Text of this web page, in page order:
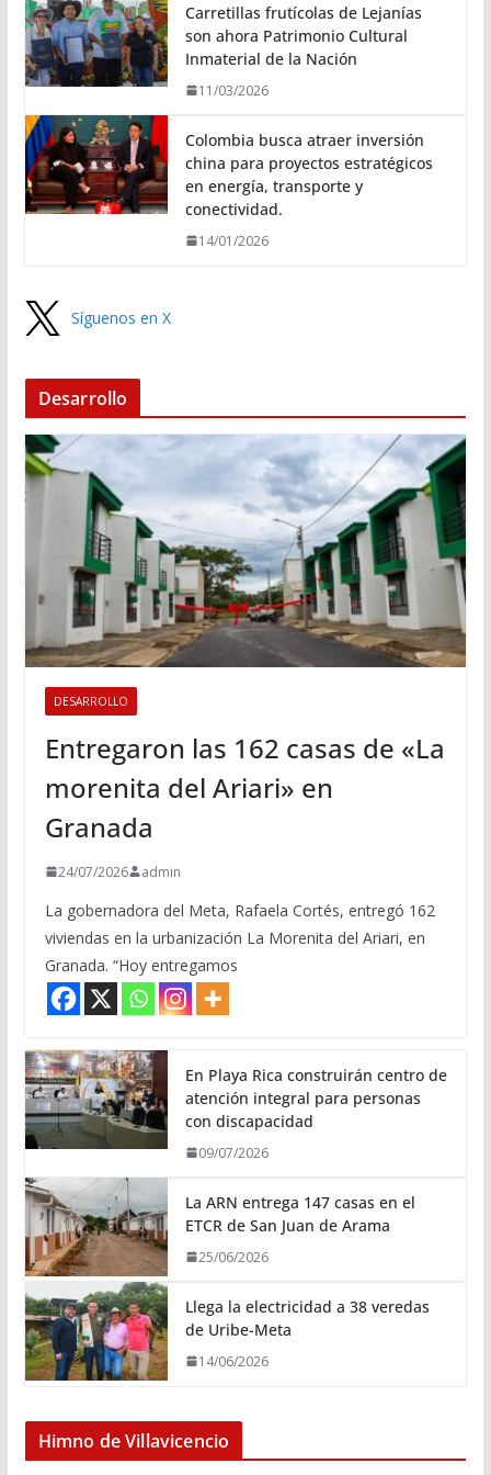
Carretillas frutícolas de Lejanías
son ahora Patrimonio Cultural
Inmaterial de la Nación
11/03/2026
Colombia busca atraer inversión
china para proyectos estratégicos
en energía, transporte y
conectividad.
14/01/2026
Síguenos en X
Desarrollo
DESARROLLO
Entregaron las 162 casas de «La
morenita del Ariari» en
Granada
24/07/2026 admin
La gobernadora del Meta, Rafaela Cortés, entregó 162
viviendas en la urbanización La Morenita del Ariari, en
Granada. “Hoy entregamos
En Playa Rica construirán centro de
atención integral para personas
con discapacidad
09/07/2026
La ARN entrega 147 casas en el
ETCR de San Juan de Arama
25/06/2026
Llega la electricidad a 38 veredas
de Uribe-Meta
14/06/2026
Himno de Villavicencio